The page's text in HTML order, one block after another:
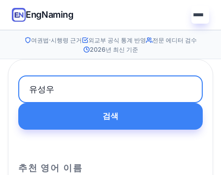
EngNaming
여권법·시행령 근거 외교부 공식 통계 반영
전문 에디터 검수
2026년 최신 기준
검색
추천 영어 이름